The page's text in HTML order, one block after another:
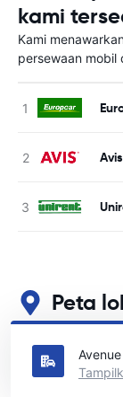
kami
Kami
persewaan mobil
Avis
Peta
Lihat lokasi